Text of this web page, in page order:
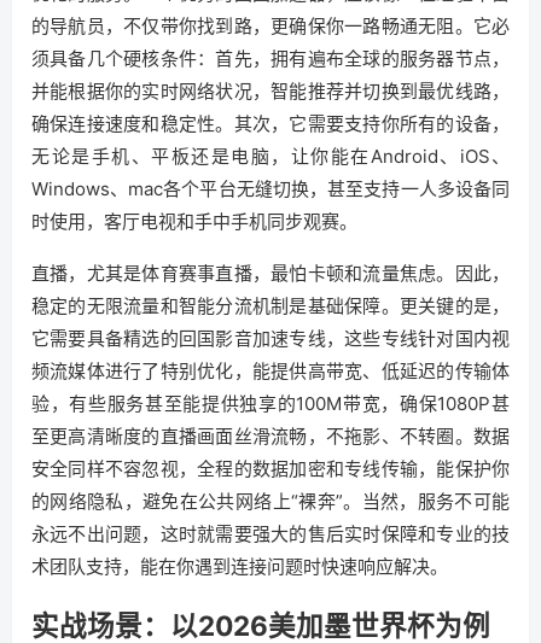
的导航员，不仅带你找到路，更确保你一路畅通无阻。它必
须具备几个硬核条件：首先，拥有遍布全球的服务器节点，
并能根据你的实时网络状况，智能推荐并切换到最优线路，
确保连接速度和稳定性。其次，它需要支持你所有的设备，
无论是手机、平板还是电脑，让你能在Android、iOS、
Windows、mac各个平台无缝切换，甚至支持一人多设备同
时使用，客厅电视和手中手机同步观赛。
直播，尤其是体育赛事直播，最怕卡顿和流量焦虑。因此，
稳定的无限流量和智能分流机制是基础保障。更关键的是，
它需要具备精选的回国影音加速专线，这些专线针对国内视
频流媒体进行了特别优化，能提供高带宽、低延迟的传输体
验，有些服务甚至能提供独享的100M带宽，确保1080P甚
至更高清晰度的直播画面丝滑流畅，不拖影、不转圈。数据
安全同样不容忽视，全程的数据加密和专线传输，能保护你
的网络隐私，避免在公共网络上“裸奔”。当然，服务不可能
永远不出问题，这时就需要强大的售后实时保障和专业的技
术团队支持，能在你遇到连接问题时快速响应解决。
实战场景：以2026美加墨世界杯为例